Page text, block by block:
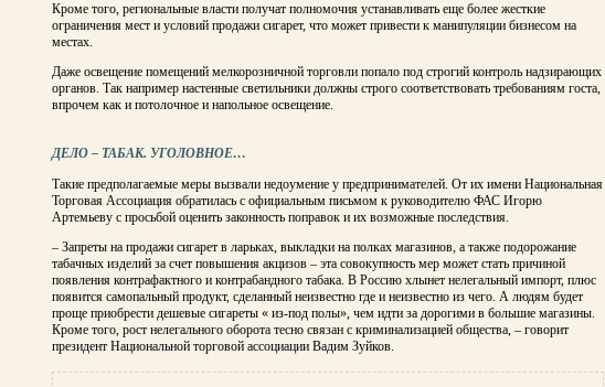
Кроме того, региональные власти получат полномочия устанавливать еще более жесткие
ограничения мест и условий продажи сигарет, что может привести к манипуляции бизнесом на
местах.
Даже освещение помещений мелкорозничной торговли попало под строгий контроль надзирающих
органов. Так например настенные светильники должны строго соответствовать требованиям госта,
впрочем как и потолочное и напольное освещение.
ДЕЛО – ТАБАК. УГОЛОВНОЕ…
Такие предполагаемые меры вызвали недоумение у предпринимателей. От их имени Национальная
Торговая Ассоциация обратилась с официальным письмом к руководителю ФАС Игорю
Артемьеву с просьбой оценить законность поправок и их возможные последствия.
– Запреты на продажи сигарет в ларьках, выкладки на полках магазинов, а также подорожание
табачных изделий за счет повышения акцизов – эта совокупность мер может стать причиной
появления контрафактного и контрабандного табака. В Россию хлынет нелегальный импорт, плюс
появится самопальный продукт, сделанный неизвестно где и неизвестно из чего. А людям будет
проще приобрести дешевые сигареты « из-под полы», чем идти за дорогими в большие магазины.
Кроме того, рост нелегального оборота тесно связан с криминализацией общества, – говорит
президент Национальной торговой ассоциации Вадим Зуйков.